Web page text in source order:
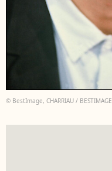
© BestImage, CHARRIAU / BESTIMAGE